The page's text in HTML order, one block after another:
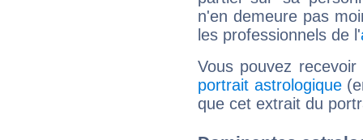
n'en demeure pas
les professionnels de l'
Vous pouvez
portrait astrologique
que cet extrait du